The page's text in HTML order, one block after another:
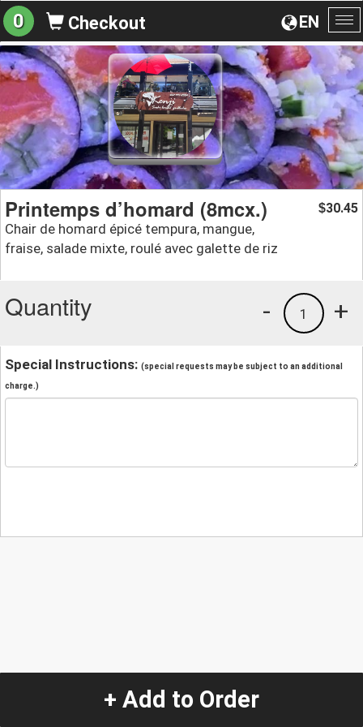
EN
0 Checkout
Printemps d’homard (8mcx.)
Chair de homard épicé tempura, mangue,
fraise, salade mixte, roulé avec galette de riz
$30.45
Quantity +
1
-
Special Instructions: (special requests may be subject to an additional
charge.)
+ Add to Order